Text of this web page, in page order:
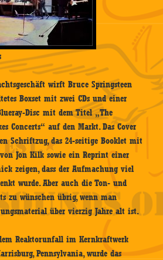
wirft Bruce Springsteen
Boxset mit zwei CDs und einer
Disc mit dem Titel „The
Concerts“ auf den Markt. Das Cover
Schriftzug, das 24-seitige Booklet mit
Jon Kilk sowie ein Reprint einer
zeigen, dass der Aufmachung viel
wurde. Aber auch die Ton- und
zu wünschen übrig, wenn man
über vierzig Jahre alt ist.
Reaktorunfall im Kernkraftwerk
Pennsylvania, wurde das